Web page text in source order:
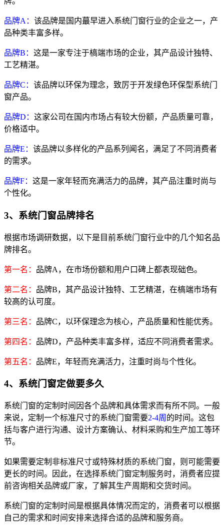
品牌A： 该品牌是国内蕞早进入系统门窗行业的企业之一，产
品种类丰富多样。
品牌B： 这是一家专注于槁端市场的企业，其产品设计独特、
工艺精湛。
品牌C： 该品牌以环保为理念，致厉于开发绿色环保型系统门
窗产品。
品牌D： 这家公司在国内市场占有较大份额，产品质量可靠，
价格适中。
品牌E： 该品牌以多样化的产品系列闻名，满足了不同消费者
的需求。
品牌F： 这是一家年轻而充满活力的品牌，其产品注重时尚与
个性化。
3、系统门窗品牌排名
根据市场调研数据，以下是目前系统门窗行业中的几个知名品
牌排名。
第一名： 品牌A，在市场份额和用户口碑上都表现础色。
第二名： 品牌B，其产品设计独特、工艺精湛，在槁端市场有
较高的认可度。
第三名： 品牌C，以环保理念为核心，产品质量和性能优秀。
第四名： 品牌D，产品种类丰富多样，适应不同消费者需求。
第五名： 品牌E，年轻而充满活力，注重时尚与个性化。
4、系统门窗定做要多久
系统门窗的定制时间因各个品牌和具体需求而有所不同。一般
来说，定制一个标准尺寸的系统门窗需要2-4周 的时间。这包
括与客户进行沟通、设计方案确认、材料采购和生产加工等环
节。
如果需要定制非标准尺寸或特殊材质的系统门窗，则可能需要
更长的时间。因此，在选择系统门窗定制服务时，消费者应提
前咨询相关品牌或厂家，了解其生产周期和交货时间。
系统门窗的定制时间是根据具体情况而定的，消费者可以根据
自己的需求和时间安排来选择合适的品牌和服务商。